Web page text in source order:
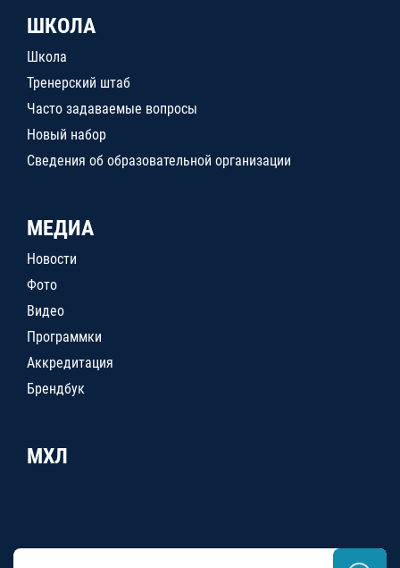
ШКОЛА
Школа
Тренерский штаб
Часто задаваемые вопросы
Новый набор
Сведения об образовательной организации
МЕДИА
Новости
Фото
Видео
Программки
Аккредитация
Брендбук
МХЛ